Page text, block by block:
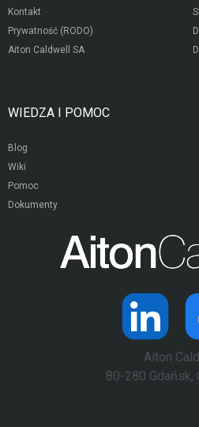
Kontakt
Prywatność (RODO)
Aiton Caldwell SA
WIEDZA I POMOC
Blog
Wiki
Pomoc
Dokumenty
Aiton
80-280 Gdańsk,